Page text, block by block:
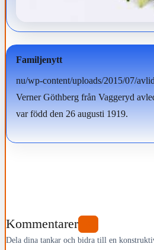
Familjenytt
nu/wp-content/uploads/2015/07/
Verner Göthberg från Vaggeryd
var född den 26 augusti 1919.
Kommentarer
Dela dina tankar och bidra till en